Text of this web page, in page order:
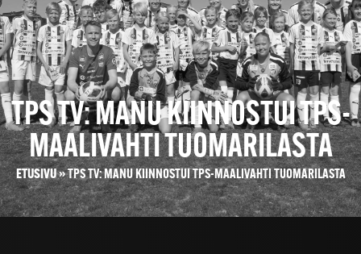
TPS TV: MANU KIINNOSTUI TPS-
MAALIVAHTI TUOMARILASTA
ETUSIVU»TPS TV: MANU KIINNOSTUI TPS-MAALIVAHTI TUOMARILASTA